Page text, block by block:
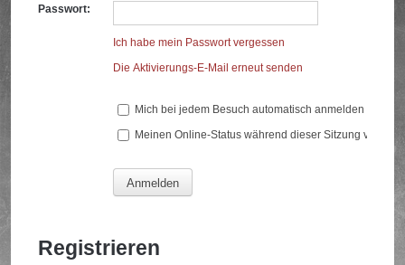
Passwort:
Ich habe mein Passwort vergessen
Die Aktivierungs-E-Mail erneut senden
Mich bei jedem Besuch automatisch anmelden
Meinen Online-Status während dieser Sitzung
Registrieren